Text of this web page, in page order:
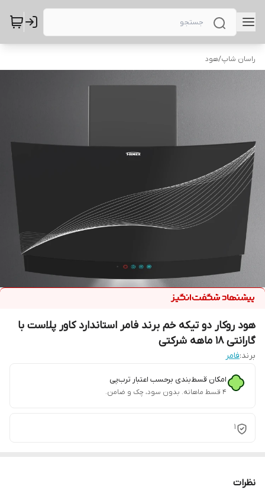
راسان شاپ/هود
هود روکار دو تیکه خم برند فامر استاندارد کاور پلاست با
گارانتی 18 ماهه شرکتی
برند:فامر
امکان قسط‌بندی برحسب اعتبار ترب‌پی
۴ قسط ماهانه. بدون سود، چک و ضامن.
1
نظرات